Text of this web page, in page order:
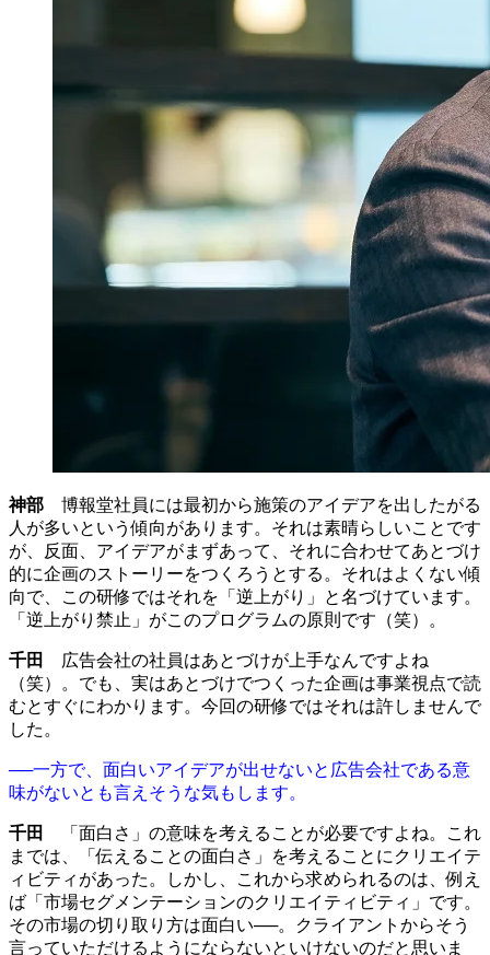
神部 博報堂社員には最初から施策のアイデアを出したがる
人が多いという傾向があります。それは素晴らしいことです
が、反面、アイデアがまずあって、それに合わせてあとづけ
的に企画のストーリーをつくろうとする。それはよくない傾
向で、この研修ではそれを「逆上がり」と名づけています。
「逆上がり禁止」がこのプログラムの原則です（笑）。
千田
広告会社の社員はあとづけが上手なんですよね
（笑）。でも、実はあとづけでつくった企画は事業視点で読
むとすぐにわかります。今回の研修ではそれは許しませんで
した。
──一方で、面白いアイデアが出せないと広告会社である意
味がないとも言えそうな気もします。
千田
「面白さ」の意味を考えることが必要ですよね。これ
までは、「伝えることの面白さ」を考えることにクリエイテ
ィビティがあった。しかし、これから求められるのは、例え
ば「市場セグメンテーションのクリエイティビティ」です。
その市場の切り取り方は面白い──。クライアントからそう
言っていただけるようにならないといけないのだと思いま